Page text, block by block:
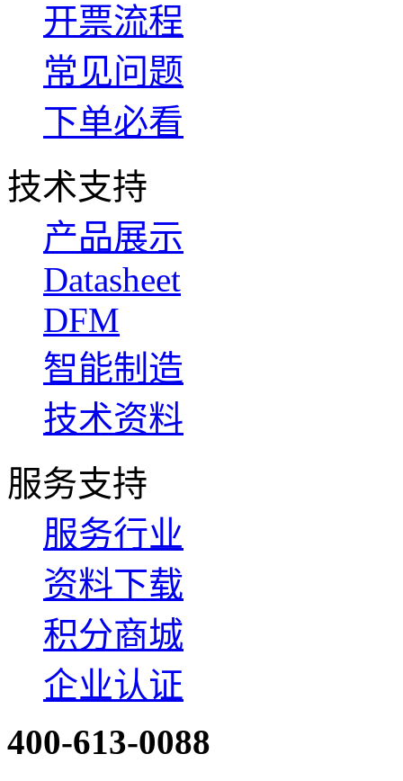
开票流程
常见问题
下单必看
技术支持
产品展示
Datasheet
DFM
智能制造
技术资料
服务支持
服务行业
资料下载
积分商城
企业认证
400-613-0088